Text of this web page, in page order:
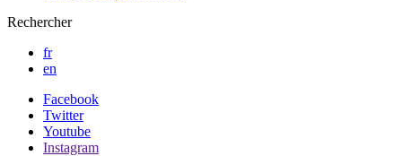
Rechercher
fr
en
Facebook
Twitter
Youtube
Instagram